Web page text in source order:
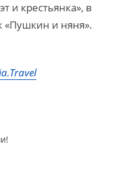
и крестьянка», в
«Пушкин и няня».